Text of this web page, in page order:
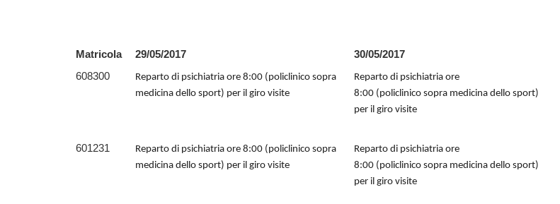
Matricola 29/05/2017 30/05/2017
608300
Reparto di psichiatria ore 8:00 (policlinico sopra
medicina dello sport) per il giro visite
Reparto di psichiatria ore
8:00 (policlinico sopra medicina dello sport)
per il giro visite
601231
Reparto di psichiatria ore 8:00 (policlinico sopra
medicina dello sport) per il giro visite
Reparto di psichiatria ore
8:00 (policlinico sopra medicina dello sport)
per il giro visite